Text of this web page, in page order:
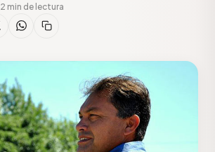
2 min de lectura